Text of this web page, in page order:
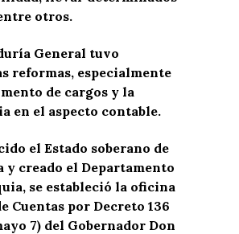
otros.
General tuvo
reformas, especialmente
de cargos y la
en el aspecto contable.
el Estado soberano de
y creado el Departamento
se estableció la oficina
Cuentas por Decreto 136
7) del Gobernador Don